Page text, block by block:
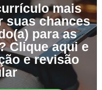
mais
suas chances
para as
Clique aqui e
e revisão